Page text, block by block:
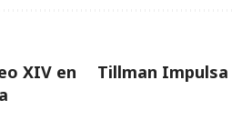
XIV en
Tillman Impulsa